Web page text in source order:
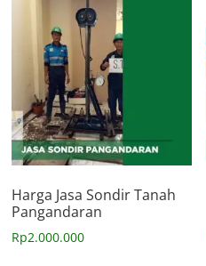
Harga Jasa Sondir Tanah
Pangandaran
Rp2.000.000